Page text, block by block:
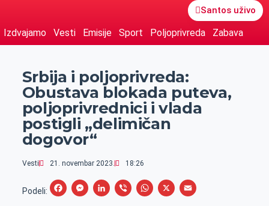
Santos uživo
Izdvajamo Vesti Emisije Sport Poljoprivreda Zabava
Srbija i poljoprivreda:
Obustava blokada puteva,
poljoprivrednici i vlada
postigli „delimičan
dogovor“
Vesti 21. novembar 2023. 18:26
Podeli:
F
M
L
V
W
X
E